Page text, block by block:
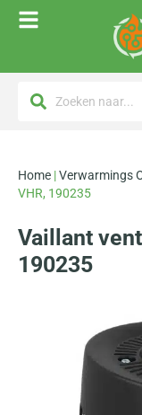
Home |Verwarmings
VHR, 190235
Vaillant
190235